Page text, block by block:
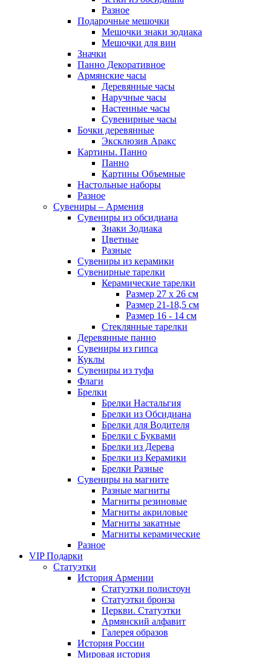
Разное
Подарочные мешочки
Мешочки знаки зодиака
Мешочки для вин
Значки
Панно Декоративное
Армянские часы
Деревянные часы
Наручные часы
Настенные часы
Сувенирные часы
Бочки деревянные
Эксклюзив Аракс
Картины. Панно
Панно
Картины Объемные
Настольные наборы
Разное
Сувениры – Армения
Сувениры из обсидиана
Знаки Зодиака
Цветные
Разные
Сувениры из керамики
Сувенирные тарелки
Керамические тарелки
Размер 27 х 26 см
Размер 21-18,5 см
Размер 16 - 14 см
Стеклянные тарелки
Деревянные панно
Сувениры из гипса
Куклы
Сувениры из туфа
Флаги
Брелки
Брелки Настальгия
Брелки из Обсидиана
Брелки для Водителя
Брелки с Буквами
Брелки из Дерева
Брелки из Керамики
Брелки Разные
Сувениры на магните
Разные магниты
Магниты резиновые
Магниты акриловые
Магниты закатные
Магниты керамические
Разное
VIP Подарки
Статуэтки
История Армении
Статуэтки полистоун
Статуэтки бронза
Церкви. Статуэтки
Армянский алфавит
Галерея образов
История России
Мировая история